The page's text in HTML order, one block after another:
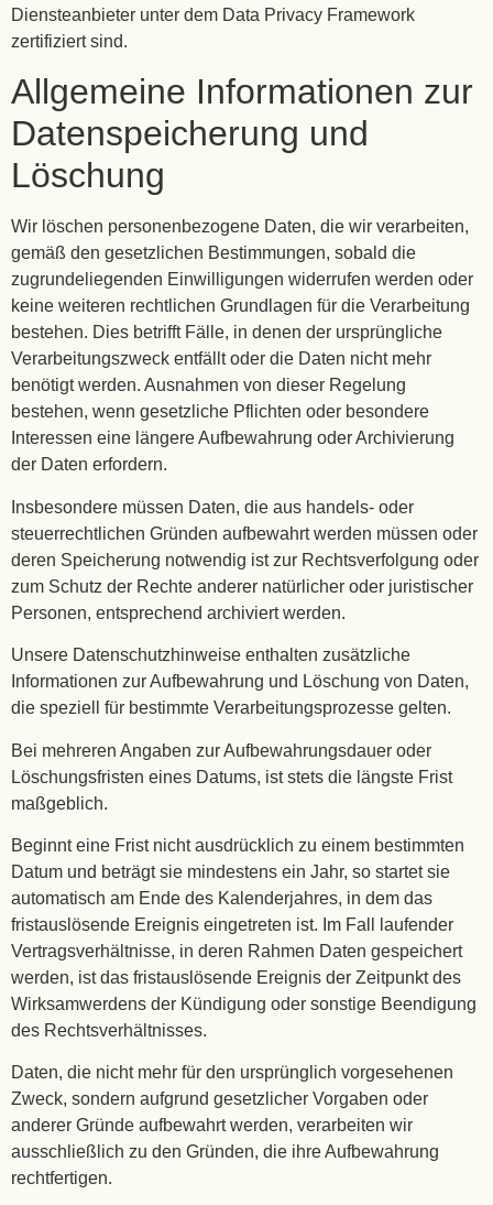
Diensteanbieter unter dem Data Privacy Framework
zertifiziert sind.
Allgemeine Informationen zur
Datenspeicherung und
Löschung
Wir löschen personenbezogene Daten, die wir verarbeiten,
gemäß den gesetzlichen Bestimmungen, sobald die
zugrundeliegenden Einwilligungen widerrufen werden oder
keine weiteren rechtlichen Grundlagen für die Verarbeitung
bestehen. Dies betrifft Fälle, in denen der ursprüngliche
Verarbeitungszweck entfällt oder die Daten nicht mehr
benötigt werden. Ausnahmen von dieser Regelung
bestehen, wenn gesetzliche Pflichten oder besondere
Interessen eine längere Aufbewahrung oder Archivierung
der Daten erfordern.
Insbesondere müssen Daten, die aus handels- oder
steuerrechtlichen Gründen aufbewahrt werden müssen oder
deren Speicherung notwendig ist zur Rechtsverfolgung oder
zum Schutz der Rechte anderer natürlicher oder juristischer
Personen, entsprechend archiviert werden.
Unsere Datenschutzhinweise enthalten zusätzliche
Informationen zur Aufbewahrung und Löschung von Daten,
die speziell für bestimmte Verarbeitungsprozesse gelten.
Bei mehreren Angaben zur Aufbewahrungsdauer oder
Löschungsfristen eines Datums, ist stets die längste Frist
maßgeblich.
Beginnt eine Frist nicht ausdrücklich zu einem bestimmten
Datum und beträgt sie mindestens ein Jahr, so startet sie
automatisch am Ende des Kalenderjahres, in dem das
fristauslösende Ereignis eingetreten ist. Im Fall laufender
Vertragsverhältnisse, in deren Rahmen Daten gespeichert
werden, ist das fristauslösende Ereignis der Zeitpunkt des
Wirksamwerdens der Kündigung oder sonstige Beendigung
des Rechtsverhältnisses.
Daten, die nicht mehr für den ursprünglich vorgesehenen
Zweck, sondern aufgrund gesetzlicher Vorgaben oder
anderer Gründe aufbewahrt werden, verarbeiten wir
ausschließlich zu den Gründen, die ihre Aufbewahrung
rechtfertigen.